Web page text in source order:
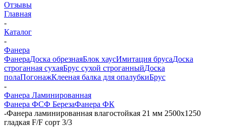
Отзывы
Главная
-
Каталог
-
Фанера
ФанераДоска обрезнаяБлок хаусИмитация брусаДоска
строганная сухаяБрус сухой строганныйДоска
полаПогонажКлееная балка для опалубкиБрус
-
Фанера Ламинированная
Фанера ФСФ БерезаФанера ФК
-Фанера ламинированная влагостойкая 21 мм 2500х1250
гладкая F/F сорт 3/3